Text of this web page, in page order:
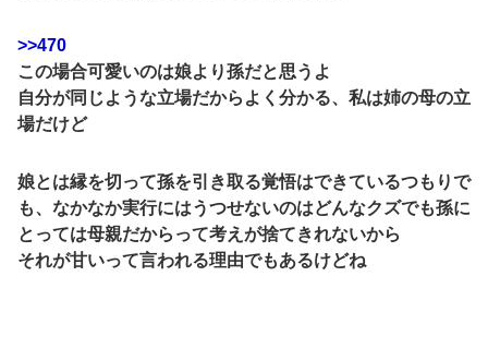
>>470
この場合可愛いのは娘より孫だと思うよ
自分が同じような立場だからよく分かる、私は姉の母の立
場だけど
娘とは縁を切って孫を引き取る覚悟はできているつもりで
も、なかなか実行にはうつせないのはどんなクズでも孫に
とっては母親だからって考えが捨てきれないから
それが甘いって言われる理由でもあるけどね